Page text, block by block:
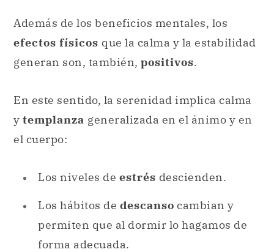
Además de los beneficios mentales, los
efectos físicos que la calma y la estabilidad
generan son, también, positivos.
En este sentido, la serenidad implica calma
y templanza generalizada en el ánimo y en
el cuerpo:
Los niveles de estrés descienden.
Los hábitos de descanso cambian y
permiten que al dormir lo hagamos de
forma adecuada.